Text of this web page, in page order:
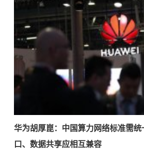
华为胡厚崑：中国算力网络标准需
口、数据共享应相互兼容